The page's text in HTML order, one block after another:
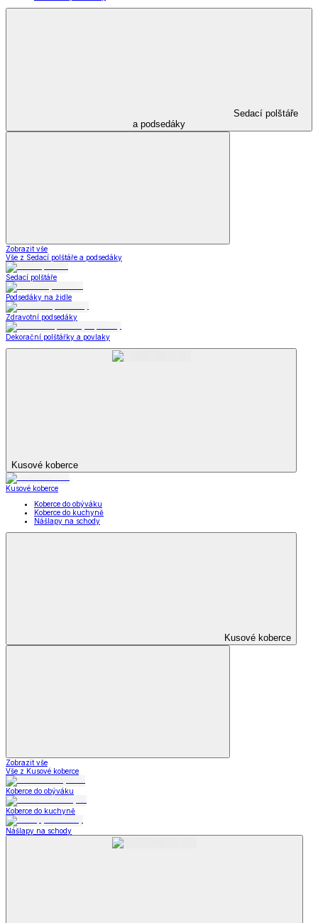
Sedací polštáře
a podsedáky
Zobrazit vše
Vše z Sedací polštáře a podsedáky
Sedací polštáře
Podsedáky na židle
Zdravotní podsedáky
Dekorační polštářky a povlaky
Kusové koberce
Kusové koberce
Koberce do obýváku
Koberce do kuchyně
Nášlapy na schody
Kusové koberce
Zobrazit vše
Vše z Kusové koberce
Koberce do obýváku
Koberce do kuchyně
Nášlapy na schody